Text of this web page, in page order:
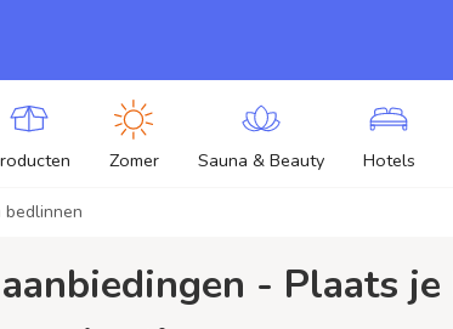
Zomer Sauna & Beauty Hotels
bedlinnen